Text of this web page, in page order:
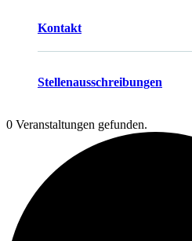
Kontakt
Stellenausschreibungen
0 Veranstaltungen gefunden.